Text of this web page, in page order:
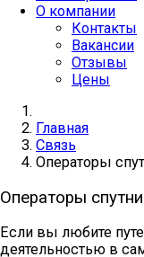
О компании
Контакты
Вакансии
Отзывы
Цены
Главная
Связь
Операторы
Операторы
Если вы любите
деятельностью в